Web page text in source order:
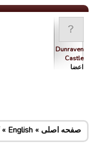
Dunraven
Castle
اعضا
صفحه اصلی English